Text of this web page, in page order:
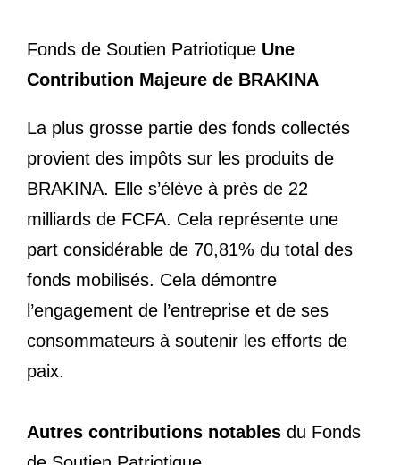
Fonds de Soutien Patriotique Une
Contribution Majeure de BRAKINA
La plus grosse partie des fonds collectés
provient des impôts sur les produits de
BRAKINA. Elle s’élève à près de 22
milliards de FCFA. Cela représente une
part considérable de 70,81% du total des
fonds mobilisés. Cela démontre
l’engagement de l’entreprise et de ses
consommateurs à soutenir les efforts de
paix.
Autres contributions notables du Fonds